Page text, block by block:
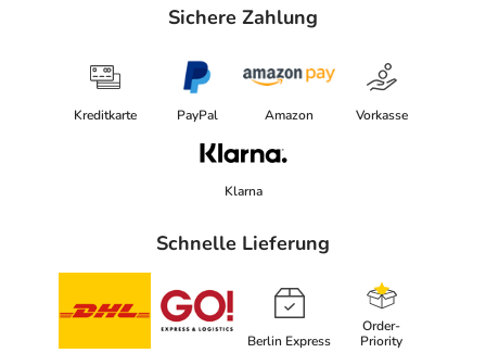
Sichere Zahlung
Kreditkarte PayPal Amazon Vorkasse
Klarna
Schnelle Lieferung
Berlin Express
Order-
Priority